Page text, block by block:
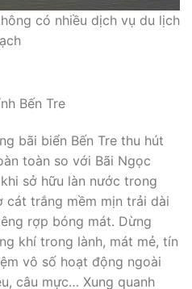
có nhiều dịch vụ du lịch
Bến Tre
bãi biển Bến Tre thu hút
toàn so với Bãi Ngọc
sở hữu làn nước trong
trắng mềm mịn trải dài
rợp bóng mát. Dừng
khí trong lành, mát mẻ, tín
vô số hoạt động ngoài
câu mực… Xung quanh